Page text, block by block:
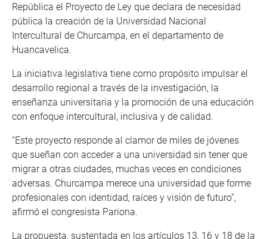
República el Proyecto de Ley que declara de necesidad
pública la creación de la Universidad Nacional
Intercultural de Churcampa, en el departamento de
Huancavelica.
La iniciativa legislativa tiene como propósito impulsar el
desarrollo regional a través de la investigación, la
enseñanza universitaria y la promoción de una educación
con enfoque intercultural, inclusiva y de calidad.
“Este proyecto responde al clamor de miles de jóvenes
que sueñan con acceder a una universidad sin tener que
migrar a otras ciudades, muchas veces en condiciones
adversas. Churcampa merece una universidad que forme
profesionales con identidad, raíces y visión de futuro”,
afirmó el congresista Pariona.
La propuesta, sustentada en los artículos 13, 16 y 18 de la